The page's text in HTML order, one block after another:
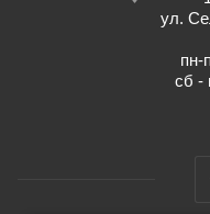
ул.
пн-
сб -